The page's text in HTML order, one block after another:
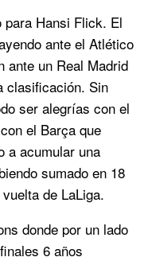
para Hansi Flick. El
ante el Atlético
ante un Real Madrid
clasificación. Sin
ser alegrías con el
el Barça que
a acumular una
sumado en 18
de LaLiga.
donde por un lado
6 años